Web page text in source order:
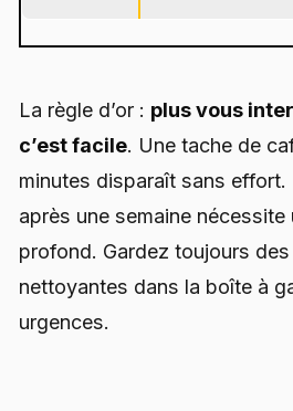
La règle d’or : plus vous
c’est facile. Une tache de
minutes disparaît sans effort.
après une semaine nécessite
profond. Gardez toujours
nettoyantes dans la boîte à
urgences.